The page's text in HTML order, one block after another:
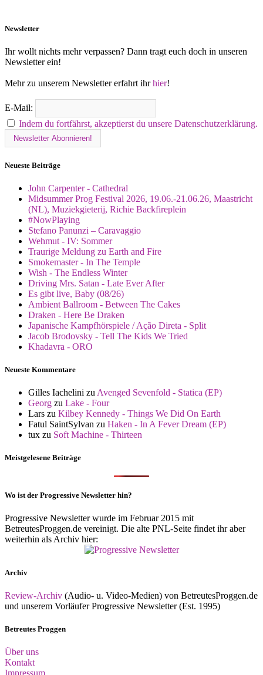
Newsletter
Ihr wollt nichts mehr verpassen? Dann tragt euch doch in unseren
Newsletter ein!
Mehr zu unserem Newsletter erfahrt ihrhier!
E-Mail:
Indem du fortfährst, akzeptierst du unsere Datenschutzerklärung.
Neueste Beiträge
John Carpenter - Cathedral
Midsummer Prog Festival 2026, 19.06.-21.06.26, Maastricht
(NL), Muziekgieterij, Richie Backfireplein
#NowPlaying
Stefano Panunzi – Caravaggio
Wehmut - IV: Sommer
Traurige Meldung zu Earth and Fire
Smokemaster - In The Temple
Wish - The Endless Winter
Driving Mrs. Satan - Late Ever After
Es gibt live, Baby (08/26)
Ambient Ballroom - Between The Cakes
Draken - Here Be Draken
Japanische Kampfhörspiele / Ação Direta - Split
Jacob Brodovsky - Tell The Kids We Tried
Khadavra - ORO
Neueste Kommentare
Gilles Iachelini zu Avenged Sevenfold - Statica (EP)
Georg zu Lake - Four
Lars zu Kilbey Kennedy - Things We Did On Earth
Fatul SaintSylvan zu Haken - In A Fever Dream (EP)
tux zu Soft Machine - Thirteen
Meistgelesene Beiträge
Wo ist der Progressive Newsletter hin?
Progressive Newsletter wurde im Februar 2015 mit
BetreutesProggen.de vereinigt. Die alte PNL-Seite findet ihr aber
weiterhin als Archiv hier:
Archiv
Review-Archiv (Audio- u. Video-Medien) von BetreutesProggen.de
und unserem Vorläufer Progressive Newsletter (Est. 1995)
Betreutes Proggen
Über uns
Kontakt